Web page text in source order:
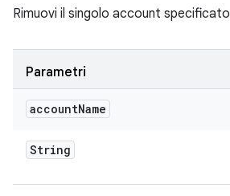
Rimuovi il singolo account specificato
Parametri
accountName
String